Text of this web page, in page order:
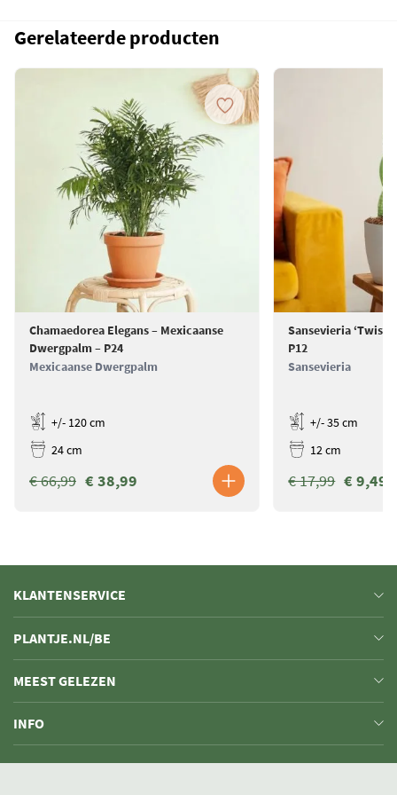
bescherm hem tegen direct zonlicht om bladverbranding te
- Deze kamerplant heeft regelmatig water nodig.
Zorg dat de grond vochtig blijft, maar niet te nat. Laat de
bovenste laag van de grond tussen gietbeurten door licht
opdrogen.
Verpotten- Het is raadzaam om de Goudpalm elke twee tot drie jaar
te verpotten of wanneer je merkt dat de wortels niet meer in de pot
passen. Gebruik bij het verpotten een pot die iets groter is dan de
huidige en zorg voor verse potgrond. Dit helpt de plant om gezond en
sterk te blijven. Voor een goede afwatering, overweeg om een laag
hydrokorrelsop de bodem van de pot te leggen. Meer weten over de
Dypsis verzorging? Kijk op onze verzorgingspagina.
Gerelateerde producten
Chamaedorea Elegans – Mexicaanse
Dwergpalm – P24
Mexicaanse Dwergpalm
+/- 120 cm
24 cm
€ 38,99
€ 66,99
Sansevieria
P12
Sansevieria
+/- 35 cm
12 cm
€ 9,49
€ 17,99
KLANTENSERVICE
PLANTJE.NL/BE
MEEST GELEZEN
INFO